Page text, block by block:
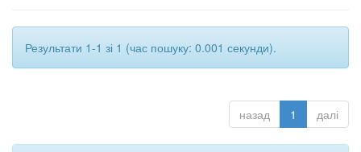
Результати 1-1 зі 1 (час пошуку: 0.001 секунди).
назад 1 далі